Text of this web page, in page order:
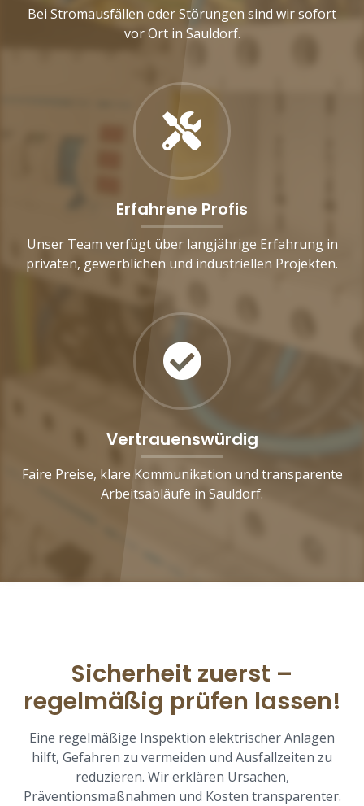
Bei Stromausfällen oder Störungen sind wir sofort
vor Ort in Sauldorf.
Erfahrene Profis
Unser Team verfügt über langjährige Erfahrung in
privaten, gewerblichen und industriellen Projekten.
Vertrauenswürdig
Faire Preise, klare Kommunikation und transparente
Arbeitsabläufe in Sauldorf.
Sicherheit zuerst –
regelmäßig prüfen lassen!
Eine regelmäßige Inspektion elektrischer Anlagen
hilft, Gefahren zu vermeiden und Ausfallzeiten zu
reduzieren. Wir erklären Ursachen,
Präventionsmaßnahmen und Kosten transparenter.